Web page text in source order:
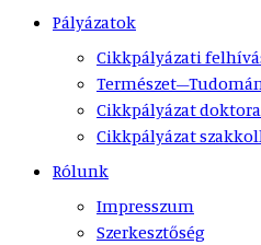
Pályázatok
Cikkpályázati
Cikkpályázat
Cikkpályázat
Rólunk
Impresszum
Szerkesztőség